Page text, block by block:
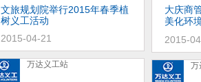
文旅规划院举行2015年春季植
树义工活动
2015-04-21
大庆商
美化环
2015-
万达义工站 万